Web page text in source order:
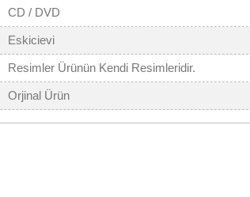
CD / DVD
Eskicievi
Resimler Ürünün Kendi Resimleridir.
Orjinal Ürün